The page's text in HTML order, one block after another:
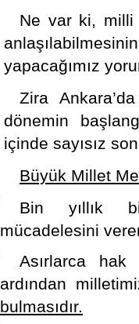
Ne var ki, milli
yapacağımız
Zira
dönemin
içinde sayısız
Büyük Millet
Bin yıllık
mücadelesini
Asırlarca hak
ardından
bulmasıdır.